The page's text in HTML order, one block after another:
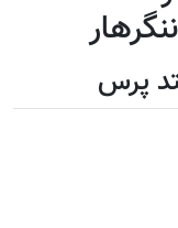
پرس